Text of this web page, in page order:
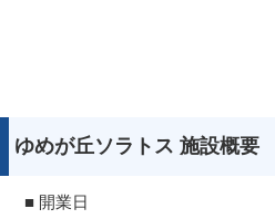
ゆめが丘ソラトス 施設概要
■ 開業日